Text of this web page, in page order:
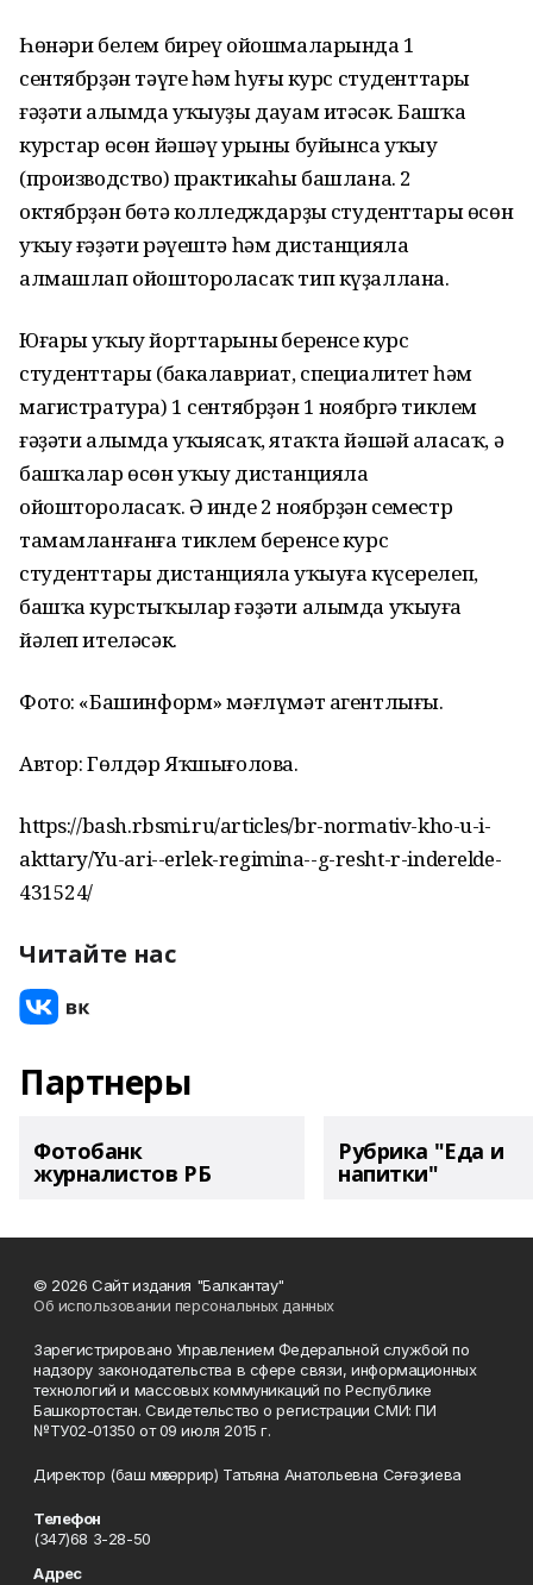
Һөнәри белем биреү ойошмаларында 1
сентябрҙән тәүге һәм һуңғы курс студенттары
ғәҙәти алымда уҡыуҙы дауам итәсәк. Башҡа
курстар өсөн йәшәү урыны буйынса уҡыу
(производство) практикаһы башлана. 2
октябрҙән бөтә колледждарҙың студенттары өсөн
уҡыу ғәҙәти рәүештә һәм дистанцияла
алмашлап ойоштороласаҡ тип күҙаллана.
Юғары уҡыу йорттарының беренсе курс
студенттары (бакалавриат, специалитет һәм
магистратура) 1 сентябрҙән 1 ноябргә тиклем
ғәҙәти алымда уҡыясаҡ, ятаҡта йәшәй аласаҡ, ә
башҡалар өсөн уҡыу дистанцияла
ойоштороласаҡ. Ә инде 2 ноябрҙән семестр
тамамланғанға тиклем беренсе курс
студенттары дистанцияла уҡыуға күсерелеп,
башҡа курстыҡылар ғәҙәти алымда уҡыуға
йәлеп ителәсәк.
Фото: «Башинформ» мәғлүмәт агентлығы.
Автор: Гөлдәр Яҡшығолова.
https://bash.rbsmi.ru/articles/br-normativ-kho-u-i-
akttary/Yu-ari--erlek-regimina--g-resht-r-inderelde-
431524/
Читайте нас
Партнеры
Фотобанк
журналистов РБ
Рубрика "Еда и
напитки"
© 2026 Сайт издания "Балкантау"
Об использовании персональных данных
Зарегистрировано Управлением Федеральной службой по
надзору законодательства в сфере связи, информационных
технологий и массовых коммуникаций по Республике
Башкортостан. Свидетельство о регистрации СМИ: ПИ
№ТУ02-01350 от 09 июля 2015 г.
Директор (баш мөхәррир) Татьяна Анатольевна Сәғәҙиева
Телефон
(347)68 3-28-50
Адрес